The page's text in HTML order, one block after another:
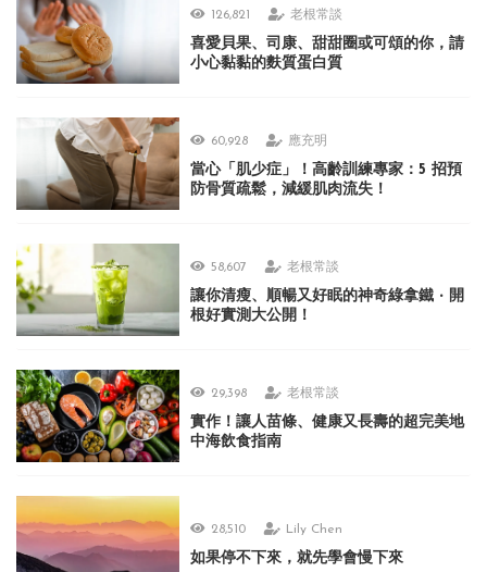
126,821 老根常談
喜愛貝果、司康、甜甜圈或可頌的你，請
小心黏黏的麩質蛋白質
60,928 應充明
當心「肌少症」！高齡訓練專家：5 招預
防骨質疏鬆，減緩肌肉流失！
58,607 老根常談
讓你清瘦、順暢又好眠的神奇綠拿鐵 ‧ 開
根好實測大公開！
29,398 老根常談
實作！讓人苗條、健康又長壽的超完美地
中海飲食指南
28,510 Lily Chen
如果停不下來，就先學會慢下來